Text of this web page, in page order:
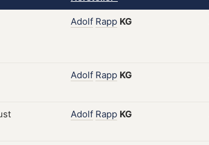
Adolf Rapp KG
Adolf Rapp KG
Adolf Rapp KG